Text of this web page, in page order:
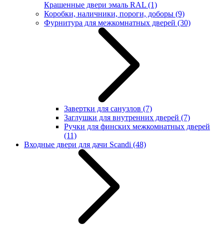
Крашенные двери эмаль RAL (1)
Коробки, наличники, пороги, доборы (9)
Фурнитура для межкомнатных дверей (30)
Завертки для санузлов (7)
Заглушки для внутренних дверей (7)
Ручки для финских межкомнатных дверей
(11)
Входные двери для дачи Scandi (48)